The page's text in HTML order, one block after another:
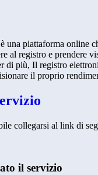
una piattaforma online
al registro e prendere
di più, Il registro
il proprio
collegarsi al link di
il servizio